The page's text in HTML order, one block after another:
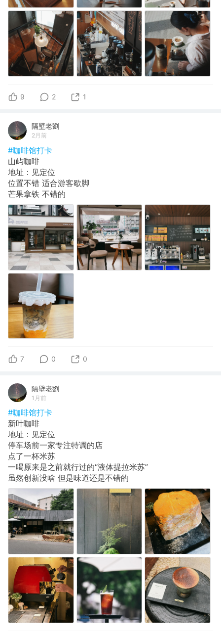
9 2 1
隔壁老劉
2月前
#咖啡馆打卡
山屿咖啡
地址：见定位
位置不错 适合游客歇脚
芒果拿铁 不错的
7 0 0
隔壁老劉
1月前
#咖啡馆打卡
新叶咖啡
地址：见定位
停车场前一家专注特调的店
点了一杯米苏
一喝原来是之前就行过的“液体提拉米苏”
虽然创新没啥 但是味道还是不错的